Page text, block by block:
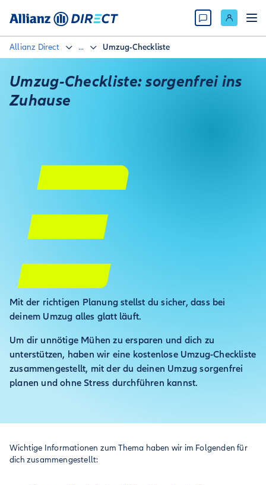
Allianz Direct ... Umzug-Checkliste
Umzug-Checkliste: sorgenfrei ins
Zuhause
Mit der richtigen Planung stellst du sicher, dass bei
deinem Umzug alles glatt läuft.
Um dir unnötige Mühen zu ersparen und dich zu
unterstützen, haben wir eine kostenlose Umzug-Checkliste
zusammengestellt, mit der du deinen Umzug sorgenfrei
planen und ohne Stress durchführen kannst.
Wichtige Informationen zum Thema haben wir im Folgenden für
dich zusammengestellt: